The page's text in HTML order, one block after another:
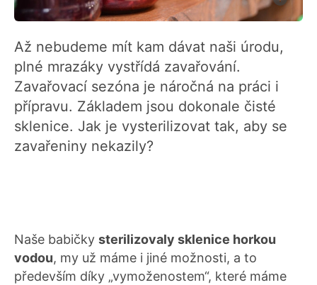
Až nebudeme mít kam dávat naši úrodu,
plné mrazáky vystřídá zavařování.
Zavařovací sezóna je náročná na práci i
přípravu. Základem jsou dokonale čisté
sklenice. Jak je vysterilizovat tak, aby se
zavařeniny nekazily?
Naše babičky sterilizovaly sklenice horkou
vodou, my už máme i jiné možnosti, a to
především díky „vymoženostem“, které máme